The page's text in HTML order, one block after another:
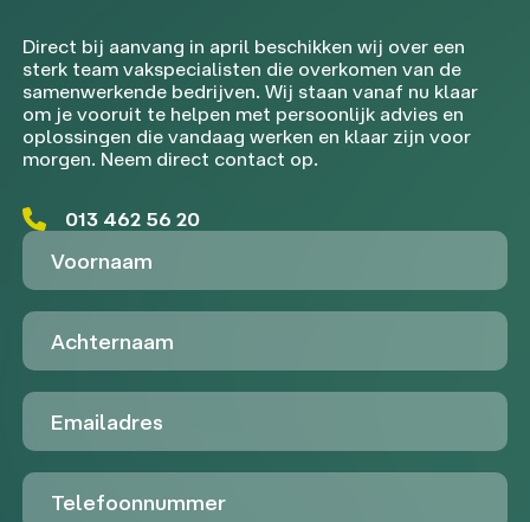
Direct bij aanvang in april beschikken wij over een
sterk team vakspecialisten die overkomen van de
samenwerkende bedrijven. Wij staan vanaf nu klaar
om je vooruit te helpen met persoonlijk advies en
oplossingen die vandaag werken en klaar zijn voor
morgen. Neem direct contact op.
013 462 56 20
Voornaam
Achternaam
Emailadres
Telefoon